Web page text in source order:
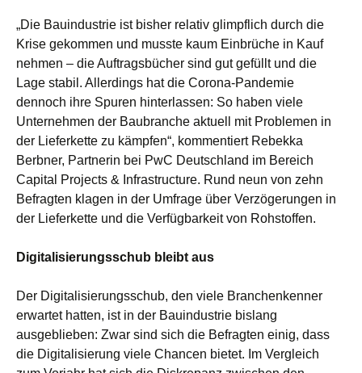
„Die Bauindustrie ist bisher relativ glimpflich durch die
Krise gekommen und musste kaum Einbrüche in Kauf
nehmen – die Auftragsbücher sind gut gefüllt und die
Lage stabil. Allerdings hat die Corona-Pandemie
dennoch ihre Spuren hinterlassen: So haben viele
Unternehmen der Baubranche aktuell mit Problemen in
der Lieferkette zu kämpfen“, kommentiert Rebekka
Berbner, Partnerin bei PwC Deutschland im Bereich
Capital Projects & Infrastructure. Rund neun von zehn
Befragten klagen in der Umfrage über Verzögerungen in
der Lieferkette und die Verfügbarkeit von Rohstoffen.
Digitalisierungsschub bleibt aus
Der Digitalisierungsschub, den viele Branchenkenner
erwartet hatten, ist in der Bauindustrie bislang
ausgeblieben: Zwar sind sich die Befragten einig, dass
die Digitalisierung viele Chancen bietet. Im Vergleich